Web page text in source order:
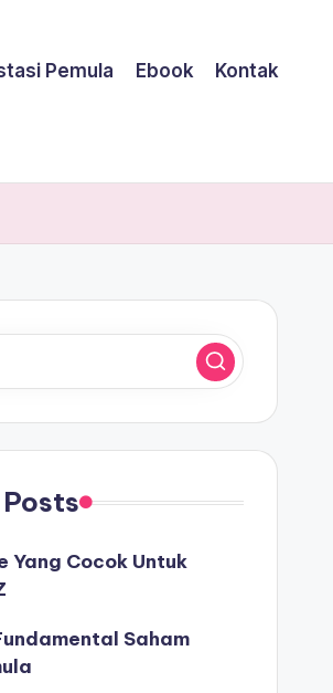
Pemula Ebook Kontak
Yang Cocok Untuk
Saham